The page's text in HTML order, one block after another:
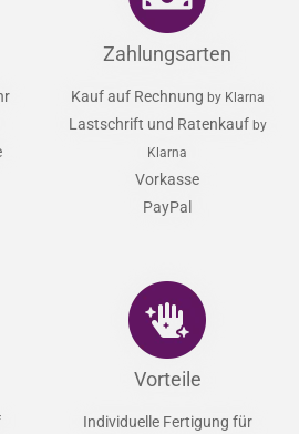
Zahlungsarten
Kauf auf Rechnung by Klarna
Lastschrift und Ratenkauf by
Klarna
Vorkasse
PayPal
Vorteile
Individuelle Fertigung für